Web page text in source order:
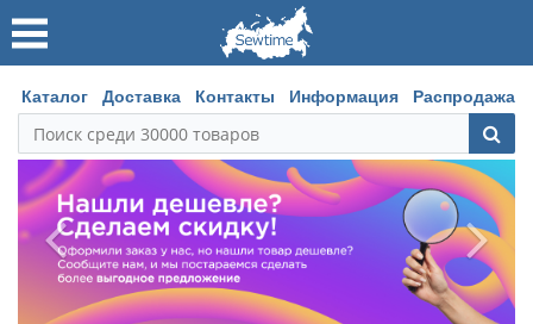
Каталог Доставка Контакты Информация Распродажа